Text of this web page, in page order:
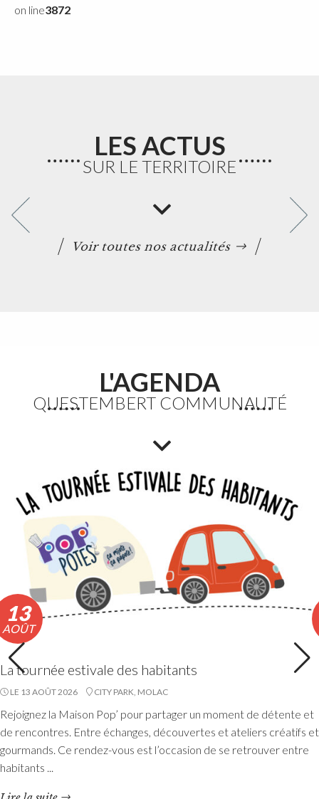
on line3872
LES ACTUS
SUR LE TERRITOIRE
Fortes chaleurs : Adaptation des horaires des
En raison de l’épisode de fortes chaleurs, les horaires
appliqués du lundi 10 au vendredi 14 août 2026 inclus.
Lire la suite
Etang du Moulin Neuf : baignade interdite
La baignade est interdite ainsi que certaines activités
nautiques. La consommation de poissons pêchés est
Voir toutes nos actualités
L'AGENDA
QUESTEMBERT COMMUNAUTÉ
13
AOÛT
La tournée estivale des habitants
LE 13 AOÛT 2026 CITY PARK, MOLAC
Rejoignez la Maison Pop’ pour partager un moment de détente et
de rencontres. Entre échanges, découvertes et ateliers créatifs et
gourmands. Ce rendez-vous est l’occasion de se retrouver entre
habitants ...